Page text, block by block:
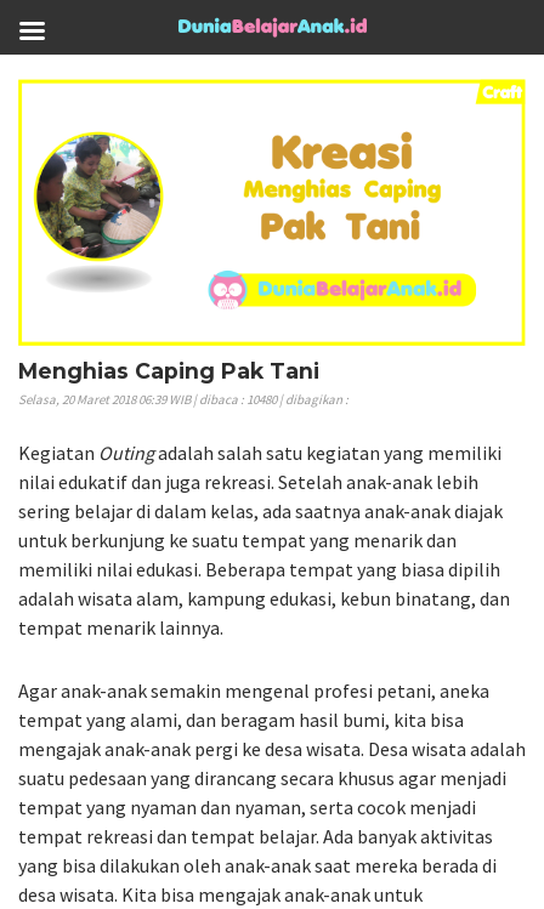
Menghias Caping Pak Tani
Selasa, 20 Maret 2018 06:39 WIB | dibaca : 10480 | dibagikan :
Kegiatan Outingadalah salah satu kegiatan yang memiliki
nilai edukatif dan juga rekreasi. Setelah anak-anak lebih
sering belajar di dalam kelas, ada saatnya anak-anak diajak
untuk berkunjung ke suatu tempat yang menarik dan
memiliki nilai edukasi. Beberapa tempat yang biasa dipilih
adalah wisata alam, kampung edukasi, kebun binatang, dan
tempat menarik lainnya.
Agar anak-anak semakin mengenal profesi petani, aneka
tempat yang alami, dan beragam hasil bumi, kita bisa
mengajak anak-anak pergi ke desa wisata. Desa wisata adalah
suatu pedesaan yang dirancang secara khusus agar menjadi
tempat yang nyaman dan nyaman, serta cocok menjadi
tempat rekreasi dan tempat belajar. Ada banyak aktivitas
yang bisa dilakukan oleh anak-anak saat mereka berada di
desa wisata. Kita bisa mengajak anak-anak untuk